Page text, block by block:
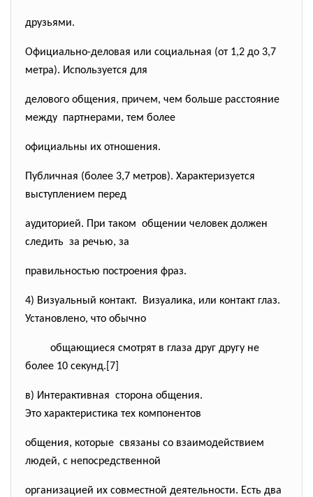
друзьями.
Официально-деловая или социальная (от 1,2 до 3,7
метра). Используется для
делового общения, причем, чем больше расстояние
между партнерами, тем более
официальны их отношения.
Публичная (более 3,7 метров). Характеризуется
выступлением перед
аудиторией. При таком общении человек должен
следить за речью, за
правильностью построения фраз.
4) Визуальный контакт. Визуалика, или контакт глаз.
Установлено, что обычно
общающиеся смотрят в глаза друг другу не
более 10 секунд.[7]
в) Интерактивная сторона общения.
Это характеристика тех компонентов
общения, которые связаны со взаимодействием
людей, с непосредственной
организацией их совместной деятельности. Есть два